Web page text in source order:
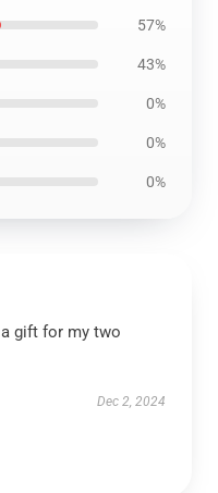
57%
43%
0%
0%
0%
gift for my two
Dec 2, 2024